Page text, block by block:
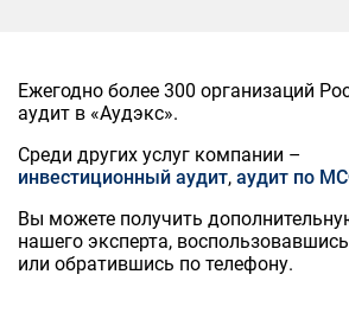
Ежегодно более 300 организаций
аудит в «Аудэкс».
Среди других услуг компании –
инвестиционный аудит, аудит по
Вы можете получить
нашего эксперта,
или обратившись по телефону.